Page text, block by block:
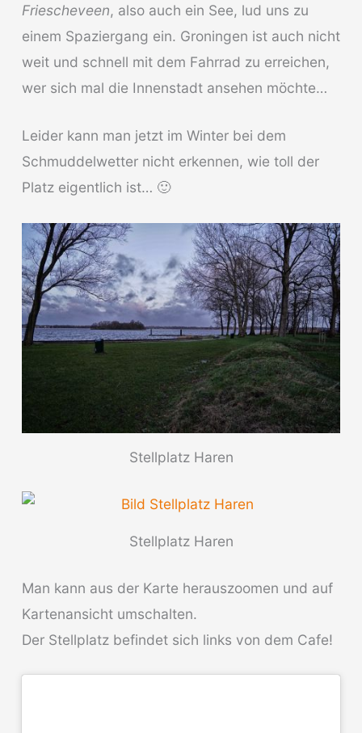
Friescheveen, also auch ein See, lud uns zu
einem Spaziergang ein. Groningen ist auch nicht
weit und schnell mit dem Fahrrad zu erreichen,
wer sich mal die Innenstadt ansehen möchte…
Leider kann man jetzt im Winter bei dem
Schmuddelwetter nicht erkennen, wie toll der
Platz eigentlich ist… 🙂
Stellplatz Haren
Stellplatz Haren
Man kann aus der Karte herauszoomen und auf
Kartenansicht umschalten.
Der Stellplatz befindet sich links von dem Cafe!